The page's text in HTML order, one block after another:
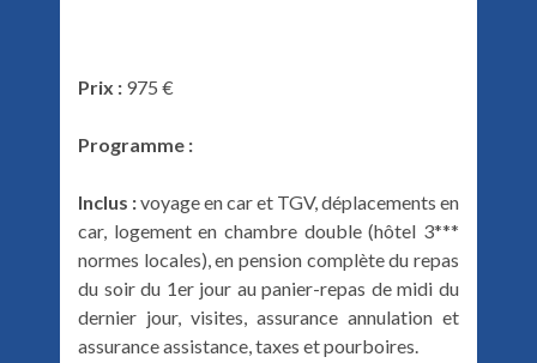
Prix : 975 €
Programme :
Inclus :voyage en car et TGV, déplacements en
car, logement en chambre double (hôtel 3***
normes locales), en pension complète du repas
du soir du 1er jour au panier-repas de midi du
dernier jour, visites, assurance annulation et
assurance assistance, taxes et pourboires.